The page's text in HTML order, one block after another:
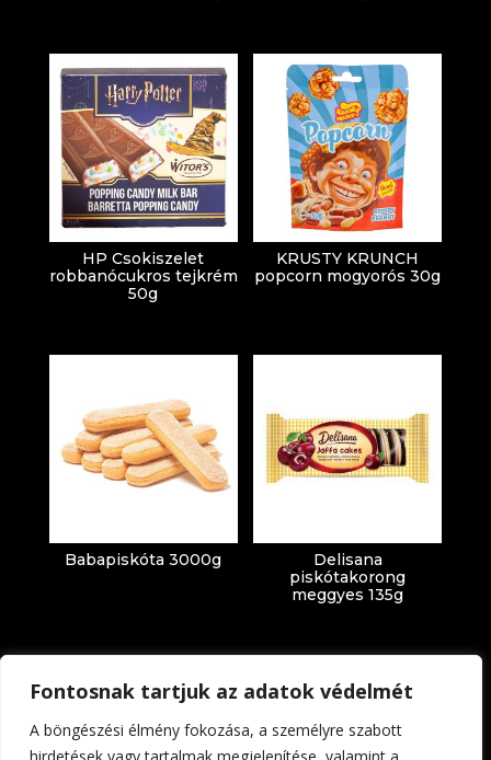
Fontosnak tartjuk az adatok védelmét
A böngészési élmény fokozása, a személyre szabott
HP Csokiszelet
robbanócukros tejkrém
50g
KRUSTY KRUNCH
popcorn mogyorós 30g
Babapiskóta 3000g
Delisana
piskótakorong
meggyes 135g